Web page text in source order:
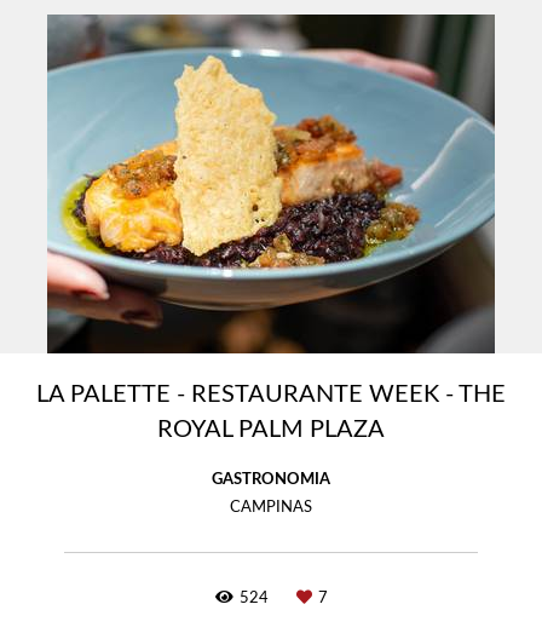
LA PALETTE - RESTAURANTE WEEK - THE
ROYAL PALM PLAZA
GASTRONOMIA
CAMPINAS
524 7